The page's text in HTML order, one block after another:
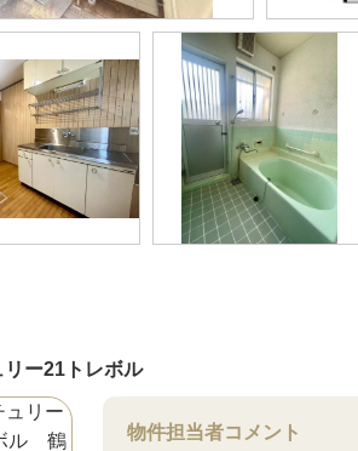
リー21トレボル
物件担当者コメント